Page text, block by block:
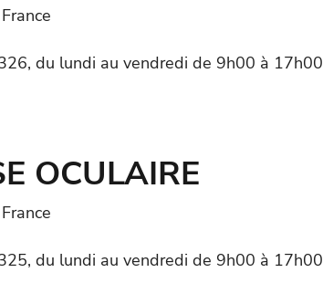
du lundi au vendredi de 9h00 à 17h00
OCULAIRE
du lundi au vendredi de 9h00 à 17h00